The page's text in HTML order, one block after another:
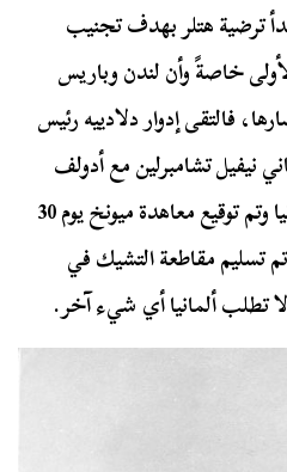
ترضية هتلر بهدف تجنيب
خاصةً وأن لندن وباريس
فالتقىإدوار دلادييه رئيس
نيفيل تشامبرلين مع أدولف
هتلر وبينيتو موسوليني في ألمانيا وتم توقيع معاهدة ميونخ يوم 30
تم تسليم مقاطعة التشيك في
تطلب ألمانيا أي شيء آخر.